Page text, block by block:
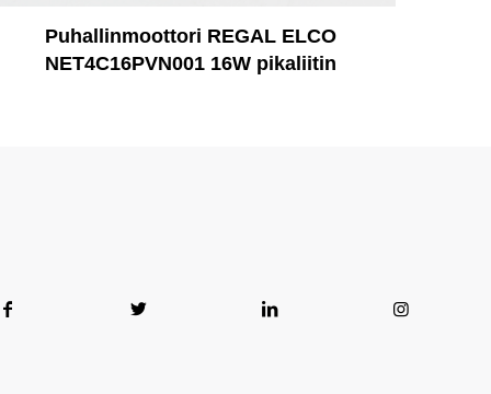
Puhallinmoottori REGAL ELCO
NET4C16PVN001 16W pikaliitin